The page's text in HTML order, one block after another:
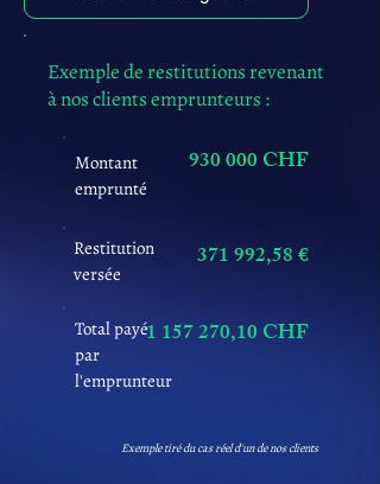
Exemple de restitutions revenant
à nos clients emprunteurs :
Montant
emprunté
930 000 CHF
Restitution
versée
371 992,58 €
Total payé
par
l'emprunteur
1 157 270,10 CHF
Exemple tiré du cas réel d'un de nos clients